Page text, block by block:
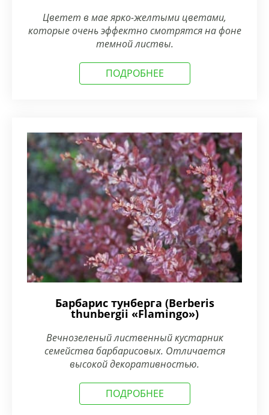
Цветет в мае ярко-желтыми цветами,
которые очень эффектно смотрятся на фоне
темной листвы.
ПОДРОБНЕЕ
Барбарис тунберга (Berberis
thunbergii «Flamingo»)
Вечнозеленый лиственный кустарник
семейства барбарисовых. Отличается
высокой декоративностью.
ПОДРОБНЕЕ